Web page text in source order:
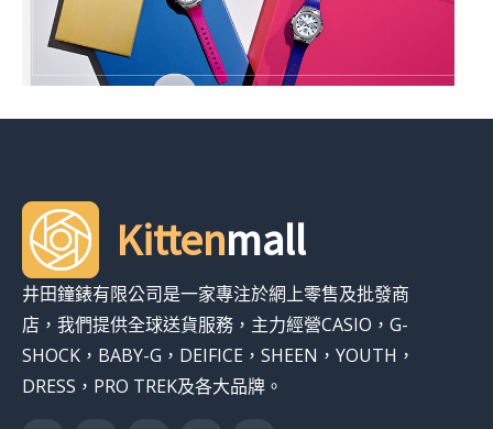
Kittenmall
井田鐘錶有限公司是一家專注於網上零售及批發商
店，我們提供全球送貨服務，主力經營CASIO，G-
SHOCK，BABY-G，DEIFICE，SHEEN，YOUTH，
DRESS，PRO TREK及各大品牌。